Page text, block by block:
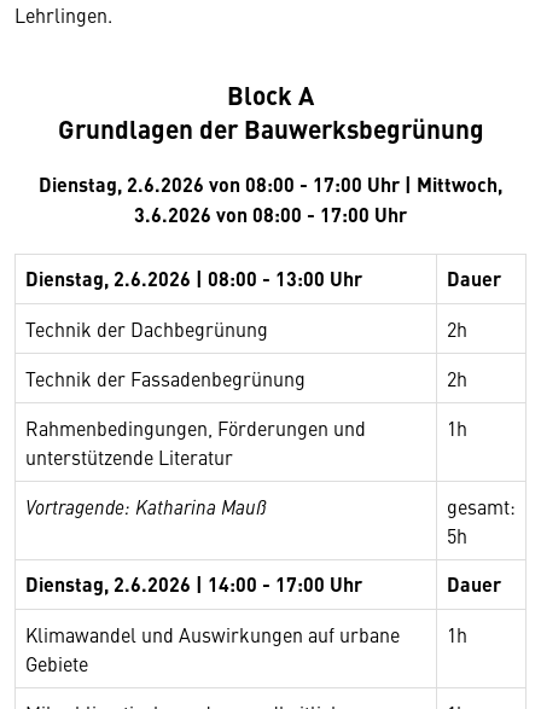
Lehrlingen.
Block A
Grundlagen der Bauwerksbegrünung
Dienstag, 2.6.2026 von 08:00 - 17:00 Uhr | Mittwoch,
3.6.2026 von 08:00 - 17:00 Uhr
Dienstag, 2.6.2026 | 08:00 - 13:00 Uhr Dauer
Technik der Dachbegrünung
2h
Technik der Fassadenbegrünung
2h
Rahmenbedingungen, Förderungen und
unterstützende Literatur
1h
Vortragende: Katharina Mauß
gesamt:
5h
Dienstag, 2.6.2026 | 14:00 - 17:00 Uhr Dauer
Klimawandel und Auswirkungen auf urbane
Gebiete
1h